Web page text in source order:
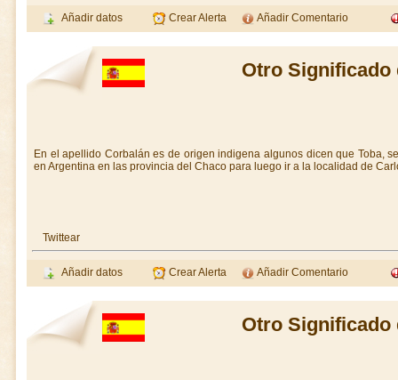
Añadir datos Crear Alerta Añadir Comentario
Otro Significado
En el apellido Corbalán es de origen indigena algunos dicen que Toba,
en Argentina en las provincia del Chaco para luego ir a la localidad de
Twittear
Añadir datos Crear Alerta Añadir Comentario
Otro Significado